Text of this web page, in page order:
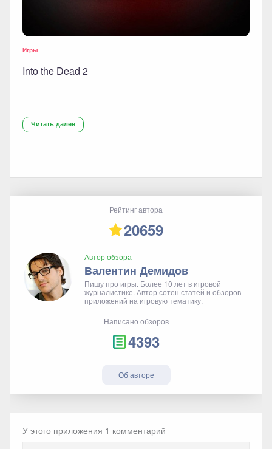
Игры
Into the Dead 2
Читать далее
Рейтинг автора
20659
Автор обзора
Валентин Демидов
Пишу про игры. Более 10 лет в игровой
журналистике. Автор сотен статей и обзоров
приложений на игровую тематику.
Написано обзоров
4393
Об авторе
У этого приложения 1 комментарий